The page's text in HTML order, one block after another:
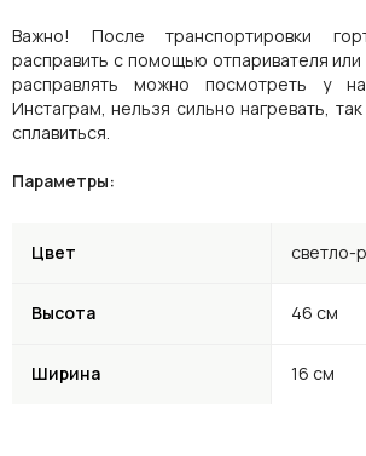
Важно! После транспортировки
расправить с помощью отпаривателя
расправлять можно посмотреть у
Инстаграм, нельзя сильно нагревать,
сплавиться.
Параметры:
Цвет светло-
Высота 46 см
Ширина 16 см